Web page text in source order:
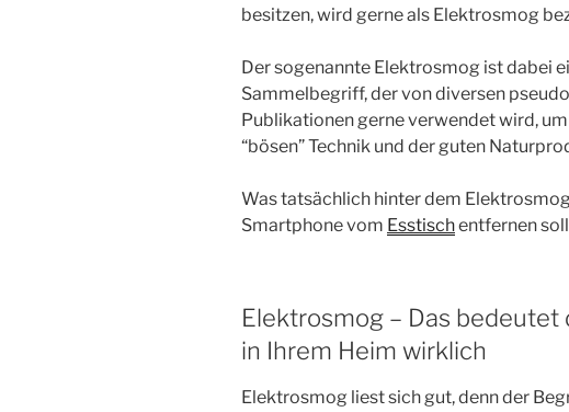
besitzen, wird gerne als Elektrosmog
Der sogenannte Elektrosmog ist dabei
Sammelbegriff, der von diversen
Publikationen gerne verwendet wird,
“bösen” Technik und der guten
Was tatsächlich hinter dem
Smartphone vom Esstischentfernen
Elektrosmog – Das bedeutet
in Ihrem Heim wirklich
Elektrosmog liest sich gut, denn der